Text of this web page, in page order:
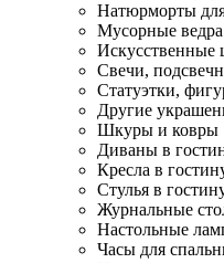
Натюрморты
Мусорные ведра
Искусственные
Свечи,
Статуэтки,
Другие
Шкуры и ковры
Диваны в
Кресла в
Стулья в
Журнальные
Настольные
Часы для